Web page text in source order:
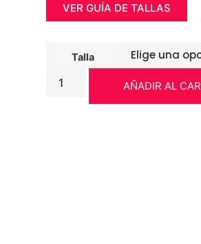
VER GUÍA DE TALLAS
Talla
AÑADIR AL